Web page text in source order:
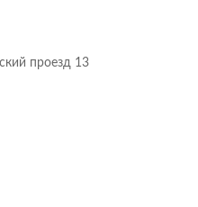
проезд 13